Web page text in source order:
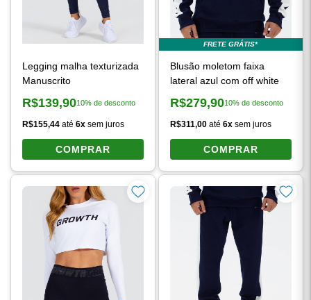
Legging malha texturizada
Manuscrito
Preço à vista:
R$139,9010% de desconto
R$155,44 até6x sem juros
COMPRAR
FRETE GRÁTIS*
Blusão moletom faixa
lateral azul com off white
Preço à vista:
R$279,9010% de desconto
R$311,00 até 6x sem juros
COMPRAR